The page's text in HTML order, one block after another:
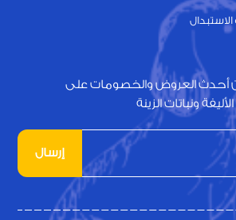
أحدث العروض والخصومات على
ونباتات الزينة
إرسال